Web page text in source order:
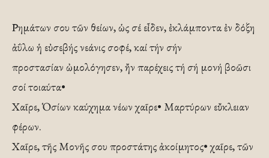
Ρημάτων σου τῶν θείων, ὡς σέ εἶδεν, ἐκλάμποντα ἐν δόξη
ἀΰλω ἡ εὐσεβής νεάνις σοφέ, καί τήν σήν
προστασίαν ὠμολόγησεν, ἤν παρέχεις τή σή μονή βοῶσι
σοί τοιαύτα•
Χαῖρε, Ὁσίων καύχημα νέων χαῖρε• Μαρτύρων εὔκλειαν
φέρων.
Χαῖρε, τῆς Μονῆς σου προστάτης ἀκοίμητος• χαῖρε, τῶν